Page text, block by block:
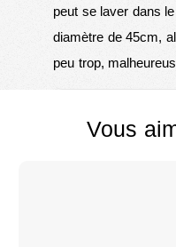
peut se laver dans
diamètre de 45cm,
peu trop,
Vous